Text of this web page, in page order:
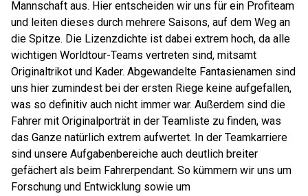
Mannschaft aus. Hier entscheiden wir uns für ein Profiteam
und leiten dieses durch mehrere Saisons, auf dem Weg an
die Spitze. Die Lizenzdichte ist dabei extrem hoch, da alle
wichtigen Worldtour-Teams vertreten sind, mitsamt
Originaltrikot und Kader. Abgewandelte Fantasienamen sind
uns hier zumindest bei der ersten Riege keine aufgefallen,
was so definitiv auch nicht immer war. Außerdem sind die
Fahrer mit Originalporträt in der Teamliste zu finden, was
das Ganze natürlich extrem aufwertet. In der Teamkarriere
sind unsere Aufgabenbereiche auch deutlich breiter
gefächert als beim Fahrerpendant. So kümmern wir uns um
Forschung und Entwicklung sowie um